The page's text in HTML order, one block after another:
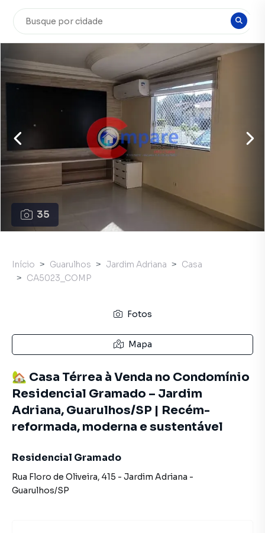
35
Início Guarulhos Jardim Adriana
Casa
CA5023_COMP
Fotos
Mapa
🏡 Casa Térrea à Venda no Condomínio
Residencial Gramado – Jardim
Adriana, Guarulhos/SP | Recém-
reformada, moderna e sustentável
Residencial Gramado
Rua Floro de Oliveira, 415 - Jardim Adriana -
Guarulhos/SP